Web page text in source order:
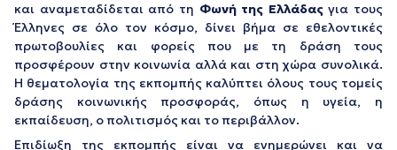
και αναμεταδίδεται από τη Φωνή της Ελλάδαςγια τους
Έλληνες σε όλο τον κόσμο, δίνει βήμα σε εθελοντικές
πρωτοβουλίες και φορείς που με τη δράση τους
προσφέρουν στην κοινωνία αλλά και στη χώρα συνολικά.
Η θεματολογία της εκπομπής καλύπτει όλους τους τομείς
δράσης κοινωνικής προσφοράς, όπως η υγεία, η
εκπαίδευση, ο πολιτισμός και το περιβάλλον.
Επιδίωξη της εκπομπής είναι να ενημερώνει και να